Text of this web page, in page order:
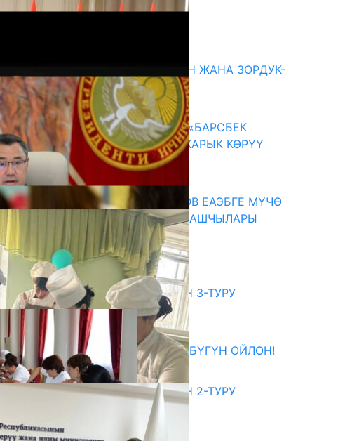
ГЕНДЕРДИК БАСМЫРЛООДОН ЖАНА ЗОРДУК-
ЗОМБУЛУКТАН КОРГОО
07.08.2026
КЫРГЫЗ ТАРЫХЫ ТАСМАДА: «БАРСБЕК
КАГАН» КӨРКӨМ ТАСМАСЫ ЖАРЫК КӨРҮҮ
АЛДЫНДА
07.08.2026
ПРЕЗИДЕНТ САДЫР ЖАПАРОВ ЕАЭБГЕ МҮЧӨ
МАМЛЕКЕТТЕРДИН ӨКМӨТ БАШЧЫЛАРЫ
МЕНЕН ЖОЛУГУШТУ
07.08.2026
Абитуриент
ЖОЖДОРГО КАБЫЛ АЛУУНУН 3-ТУРУ
БАШТАЛДЫ
27.07.2026
ӨЗҮҢДҮН КЕЛЕЧЕГИҢ ҮЧҮН БҮГҮН ОЙЛОН!
20.07.2026
ЖОЖДОРГО КАБЫЛ АЛУУНУН 2-ТУРУ
20.07.2026